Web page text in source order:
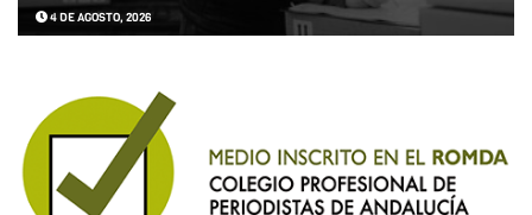
4 DE AGOSTO, 2026